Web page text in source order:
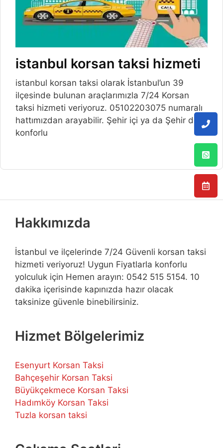
istanbul korsan taksi hizmeti
istanbul korsan taksi olarak İstanbul’un 39
ilçesinde bulunan araçlarımızla 7/24 Korsan
taksi hizmeti veriyoruz. 05102203075 numaralı
hattımızdan arayabilir. Şehir içi ya da Şehir dışı
konforlu
Hakkımızda
İstanbul ve ilçelerinde 7/24 Güvenli korsan taksi
hizmeti veriyoruz! Uygun Fiyatlarla konforlu
yolculuk için Hemen arayın: 0542 515 5154. 10
dakika içerisinde kapınızda hazır olacak
taksinize güvenle binebilirsiniz.
Hizmet Bölgelerimiz
Esenyurt Korsan Taksi
Bahçeşehir Korsan Taksi
Büyükçekmece Korsan Taksi
Hadımköy Korsan Taksi
Tuzla korsan taksi